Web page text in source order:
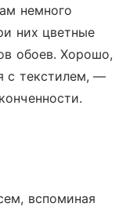
немного
них цветные
обоев. Хорошо,
с текстилем, —
вспоминая